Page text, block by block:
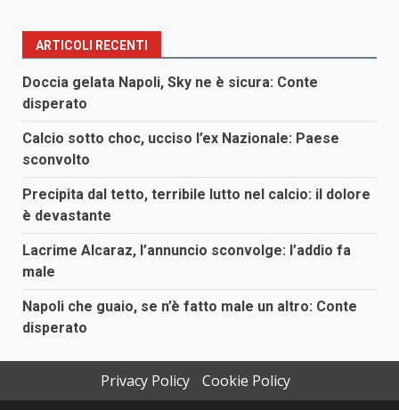
ARTICOLI RECENTI
Doccia gelata Napoli, Sky ne è sicura: Conte
disperato
Calcio sotto choc, ucciso l’ex Nazionale: Paese
sconvolto
Precipita dal tetto, terribile lutto nel calcio: il dolore
è devastante
Lacrime Alcaraz, l’annuncio sconvolge: l’addio fa
male
Napoli che guaio, se n’è fatto male un altro: Conte
disperato
Privacy Policy
Cookie Policy